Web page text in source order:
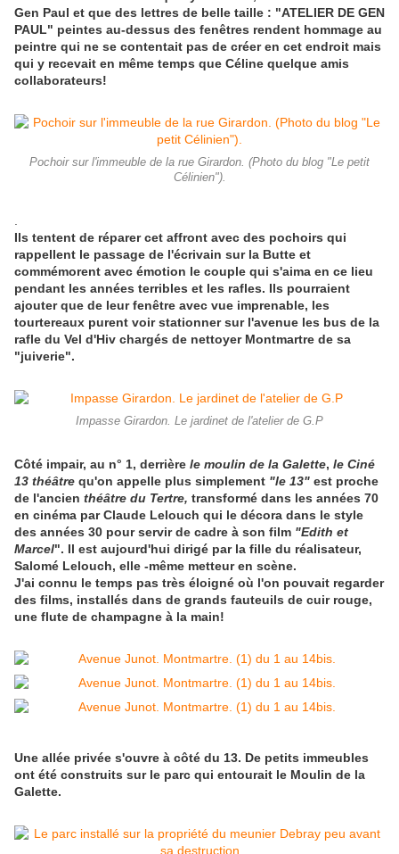
Gen Paul et que des lettres de belle taille : "ATELIER DE GEN
PAUL" peintes au-dessus des fenêtres rendent hommage au
peintre qui ne se contentait pas de créer en cet endroit mais
qui y recevait en même temps que Céline quelque amis
collaborateurs!
Pochoir sur l'immeuble de la rue Girardon. (Photo du blog "Le petit
Célinien").
Ils tentent de réparer cet affront avec des pochoirs qui
rappellent le passage de l'écrivain sur la Butte et
commémorent avec émotion le couple qui s'aima en ce lieu
pendant les années terribles et les rafles. Ils pourraient
ajouter que de leur fenêtre avec vue imprenable, les
tourtereaux purent voir stationner sur l'avenue les bus de la
rafle du Vel d'Hiv chargés de nettoyer Montmartre de sa
"juiverie".
Impasse Girardon. Le jardinet de l'atelier de G.P
Côté impair, au n° 1, derrière le moulin de la Galette, le Ciné
13 théâtre qu'on appelle plus simplement "le 13" est proche
de l'ancien théâtre du Tertre, transformé dans les années 70
en cinéma par Claude Lelouch qui le décora dans le style
des années 30 pour servir de cadre à son film "Edith et
Marcel". Il est aujourd'hui dirigé par la fille du réalisateur,
Salomé Lelouch, elle -même metteur en scène.
J'ai connu le temps pas très éloigné où l'on pouvait regarder
des films, installés dans de grands fauteuils de cuir rouge,
une flute de champagne à la main!
Une allée privée s'ouvre à côté du 13. De petits immeubles
ont été construits sur le parc qui entourait le Moulin de la
Galette.